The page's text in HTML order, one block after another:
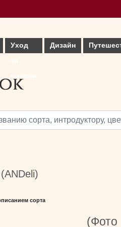
Уход
Дизайн
сорта
(Фото